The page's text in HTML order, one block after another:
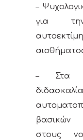
–
για
– Στα
βασικών
στους